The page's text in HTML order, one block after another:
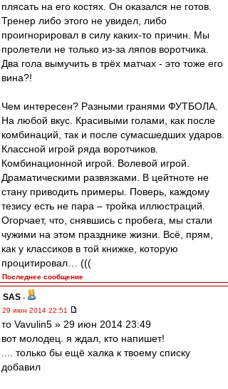
плясать на его костях. Он оказался не готов.
Тренер либо этого не увидел, либо
проигнорировал в силу каких-то причин. Мы
пролетели не только из-за ляпов воротчика.
Два гола вымучить в трёх матчах - это тоже его
вина?!
Чем интересен? Разными гранями ФУТБОЛА.
На любой вкус. Красивыми голами, как после
комбинаций, так и после сумасшедших ударов.
Классной игрой ряда воротчиков.
Комбинационной игрой. Волевой игрой.
Драматическими развязками. В цейтноте не
стану приводить примеры. Поверь, каждому
тезису есть не пара – тройка иллюстраций.
Огорчает, что, снявшись с пробега, мы стали
чужими на этом празднике жизни. Всё, прям,
как у классиков в той книжке, которую
процитировал… (((
Последнее сообщение
SAS -
29 июн 2014 22:51
то Vavulin5 » 29 июн 2014 23:49
вот молодец. я ждал, кто напишет!
.... только бы ещё халка к твоему списку
добавил